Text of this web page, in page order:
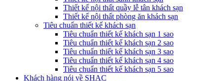
Thiết kế nội thất quầy lễ tân khách sạn
Thiết kế nội thất phòng ăn khách sạn
Tiêu chuẩn thiết kế khách sạn
Tiêu chuẩn thiết kế khách sạn 1 sao
Tiêu chuẩn thiết kế khách sạn 2 sao
Tiêu chuẩn thiết kế khách sạn 3 sao
Tiêu chuẩn thiết kế khách sạn 4 sao
Tiêu chuẩn thiết kế khách sạn 5 sao
Khách hàng nói về SHAC